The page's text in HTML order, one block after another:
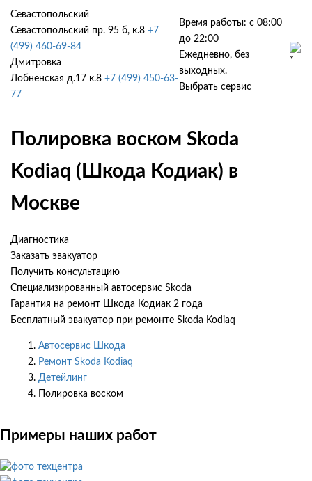
Севастопольский
Севастопольский пр. 95 б, к.8 +7
(499) 460-69-84
Дмитровка
Лобненская д.17 к.8 +7 (499) 450-63-
77
Время работы: с 08:00
до 22:00
Ежедневно, без
выходных.
Выбрать сервис
Полировка воском Skoda
Kodiaq (Шкода Кодиак) в
Москве
Диагностика
Заказать эвакуатор
Получить консультацию
Специализированный автосервис Skoda
Гарантия на ремонт Шкода Кодиак 2 года
Бесплатный эвакуатор при ремонте Skoda Kodiaq
Автосервис Шкода
Ремонт Skoda Kodiaq
Детейлинг
Полировка воском
Примеры наших работ